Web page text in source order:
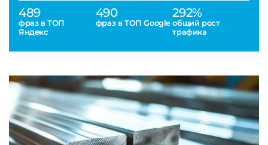
489
фраз в ТОП
Яндекс
490
фраз в ТОП Google
292%
общий рост
трафика